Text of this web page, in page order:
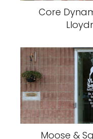
Core
Moose &